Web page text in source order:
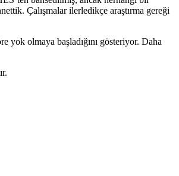
Çalışmalar ilerledikçe araştırma gereği
yok olmaya başladığını gösteriyor. Daha